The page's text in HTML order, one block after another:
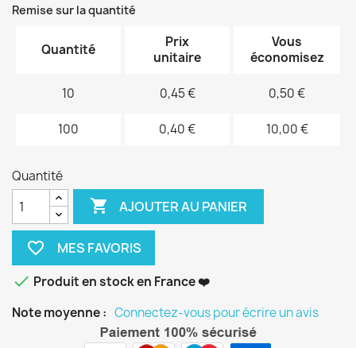
Remise sur la quantité
Quantité
Prix
unitaire
Vous
économisez
10 0,45 € 0,50 €
100 0,40 € 10,00 €
Quantité
 AJOUTER AU PANIER
favorite_border
 Produit en stock en France ❤️
Note moyenne : Connectez-vous pour écrire un avis